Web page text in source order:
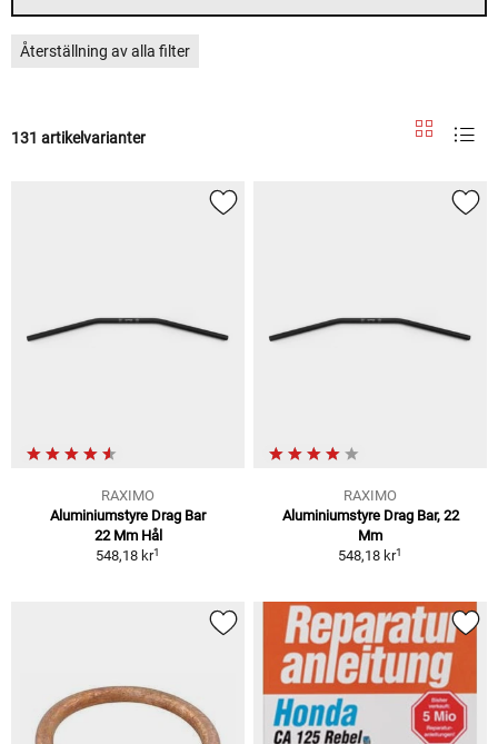
Återställning av alla filter
131 artikelvarianter
RAXIMO
Aluminiumstyre Drag Bar
22 Mm Hål
548,18 kr1
RAXIMO
Aluminiumstyre Drag Bar, 22
Mm
548,18 kr1